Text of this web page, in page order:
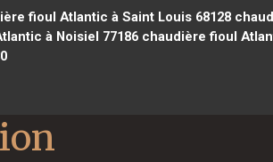
fioul Atlantic à Saint Louis 68128
à Noisiel 77186chaudière fioul